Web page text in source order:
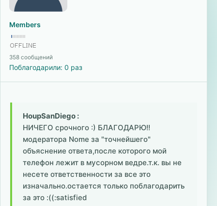
Members
358 сообщений
Поблагодарили: 0 раз
HoupSanDiego :
НИЧЕГО срочного :) БЛАГОДАРЮ!!
модератора Nome за "точнейшего"
объяснение ответа,после которого мой
телефон лежит в мусорном ведре.т.к. вы не
несете ответственности за все это
изначально.остается только поблагодарить
за это :((:satisfied